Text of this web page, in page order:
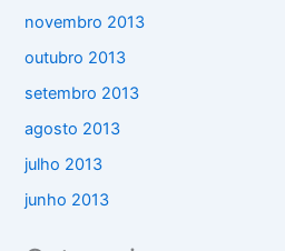
novembro 2013
outubro 2013
setembro 2013
agosto 2013
julho 2013
junho 2013